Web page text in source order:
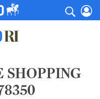
SHOPPING